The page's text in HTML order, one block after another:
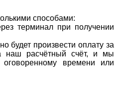
способами:
терминал при получении
будет произвести оплату за
наш расчётный счёт, и мы
времени или